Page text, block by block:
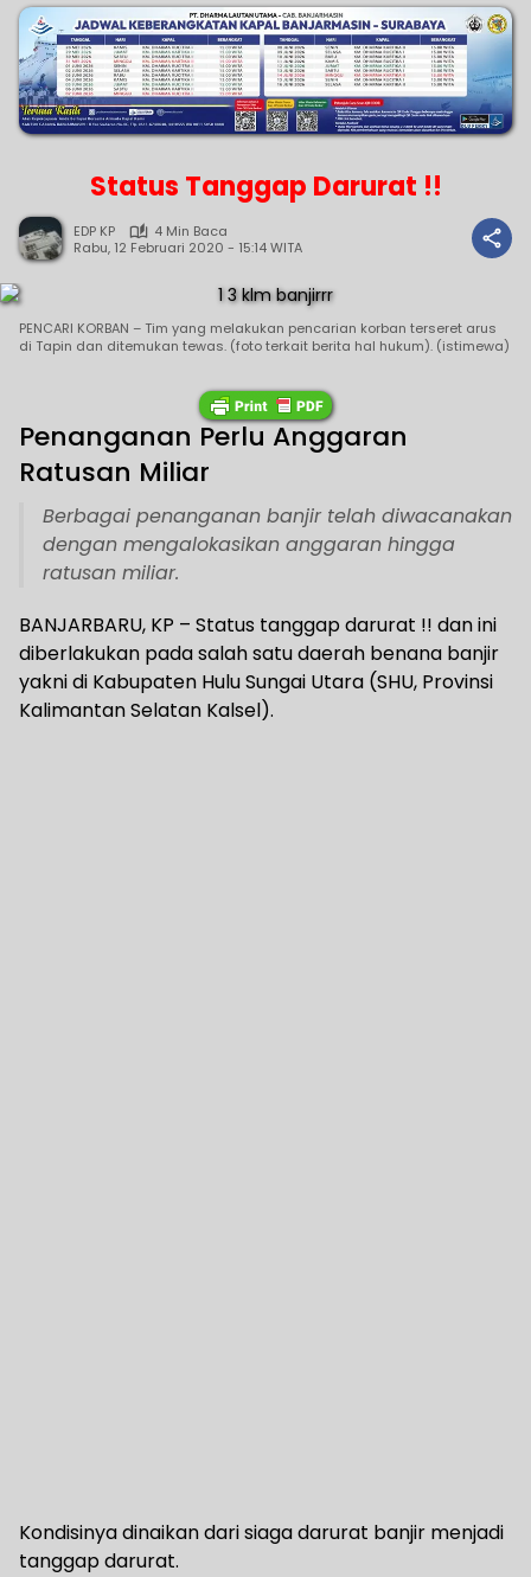
Status Tanggap Darurat !!
EDP KP
4 Min Baca
Rabu, 12 Februari 2020 - 15:14 WITA
PENCARI KORBAN – Tim yang melakukan pencarian korban terseret arus
di Tapin dan ditemukan tewas. (foto terkait berita hal hukum). (istimewa)
Penanganan Perlu Anggaran
Ratusan Miliar
Berbagai penanganan banjir telah diwacanakan
dengan mengalokasikan anggaran hingga
ratusan miliar.
BANJARBARU, KP – Status tanggap darurat !! dan ini
diberlakukan pada salah satu daerah benana banjir
yakni di Kabupaten Hulu Sungai Utara (SHU, Provinsi
Kalimantan Selatan Kalsel).
Kondisinya dinaikan dari siaga darurat banjir menjadi
tanggap darurat.